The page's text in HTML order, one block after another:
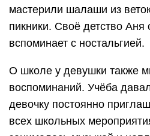
мастерили шалаши из
пикники. Своё детство Аня
вспоминает с ностальгией.
О школе у девушки также
воспоминаний. Учёба
девочку постоянно
всех школьных